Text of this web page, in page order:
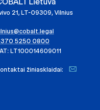
21, LT-09309, Vilnius
5250 0800
LT100014609011
žiniasklaidai: